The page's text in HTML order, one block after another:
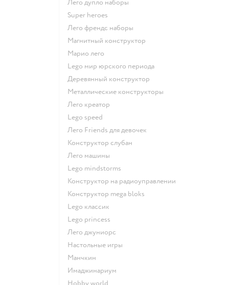
Лего дупло наборы
Super heroes
Лего френдс наборы
Магнитный конструктор
Марио лего
Lego мир юрского периода
Деревянный конструктор
Металлические конструкторы
Лего креатор
Lego speed
Лего Friends для девочек
Конструктор слубан
Лего машины
Lego mindstorms
Конструктор на радиоуправлении
Конструктор mega bloks
Lego классик
Lego princess
Лего джуниорс
Настольные игры
Манчкин
Имаджинариум
Hobby world